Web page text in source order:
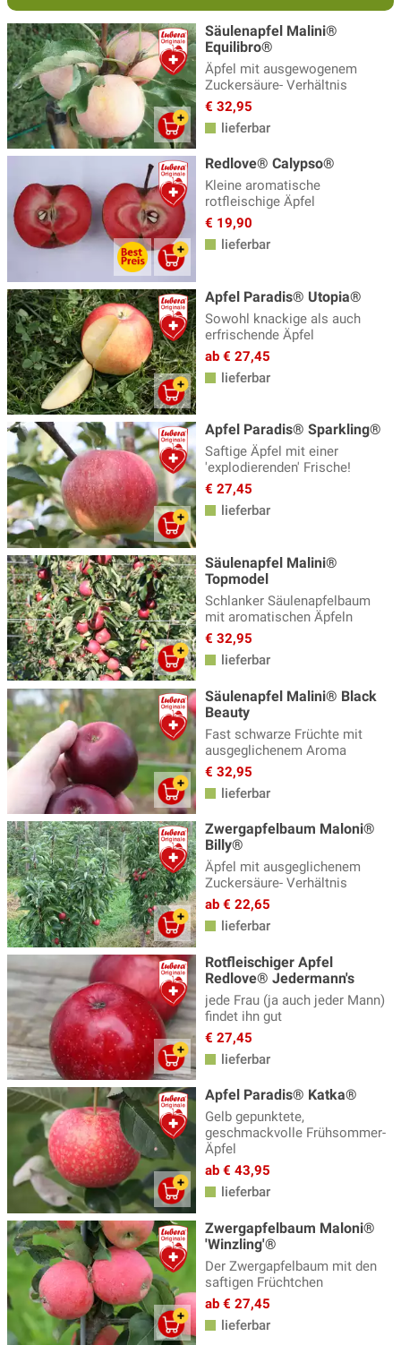
Sommeräpfel(7)
Säulenapfelbaum - Malini(11)
Säulenäpfel mit rotfl. Äpfeln - Redini®(1)
Winteräpfel(18)
Zier- und Hängeapfelbäume
Zwergapfelbaum(5)
Säulenapfel Malini®
Equilibro®
Äpfel mit ausgewogenem
Zuckersäure- Verhältnis
€ 32,95
lieferbar
Redlove® Calypso®
Kleine aromatische
rotfleischige Äpfel
€ 19,90
lieferbar
Apfel Paradis® Utopia®
Sowohl knackige als auch
erfrischende Äpfel
ab € 27,45
lieferbar
Apfel Paradis® Sparkling®
Saftige Äpfel mit einer
'explodierenden' Frische!
€ 27,45
lieferbar
Säulenapfel Malini®
Topmodel
Schlanker Säulenapfelbaum
mit aromatischen Äpfeln
€ 32,95
lieferbar
Säulenapfel Malini® Black
Beauty
Fast schwarze Früchte mit
ausgeglichenem Aroma
€ 32,95
lieferbar
Zwergapfelbaum Maloni®
Billy®
Äpfel mit ausgeglichenem
Zuckersäure- Verhältnis
ab € 22,65
lieferbar
Rotfleischiger Apfel
Redlove® Jedermann's
jede Frau (ja auch jeder Mann)
findet ihn gut
€ 27,45
lieferbar
Apfel Paradis® Katka®
Gelb gepunktete,
geschmackvolle Frühsommer-
Äpfel
ab € 43,95
lieferbar
Zwergapfelbaum Maloni®
'Winzling'®
Der Zwergapfelbaum mit den
saftigen Früchtchen
ab € 27,45
lieferbar